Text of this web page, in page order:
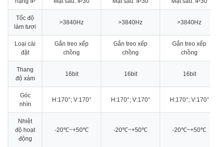
Tốc độ
làm tươi
>3840Hz >3840Hz >3840Hz
Loại cài
đặt
Gắn treo xếp
chồng
Gắn treo xếp
chồng
Gắn treo xếp
chồng
Thang
độ xám
16bit 16bit 16bit
Góc
nhìn
H:170°; V:170° H:170°; V:170° H:170°; V:170°
Nhiệt
độ hoạt
động
-20℃~+50℃ -20℃~+50℃ -20℃~+50℃